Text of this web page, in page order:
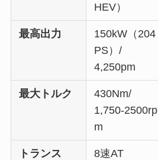
HEV）
最高出力
150kW（204
PS）/
4,250pm
最大トルク
430Nm/
1,750-2500rp
m
トランス
8速AT